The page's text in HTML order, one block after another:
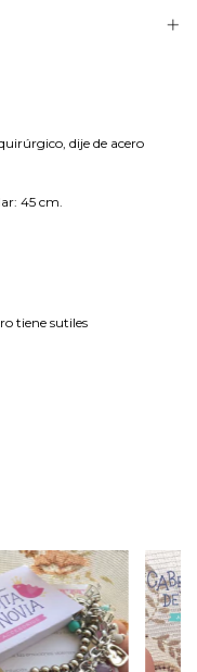
dije de acero
45 cm.
tiene sutiles